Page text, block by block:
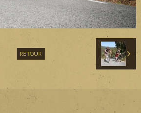
RETOUR
Email